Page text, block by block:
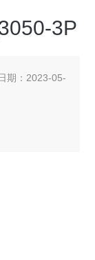
3P
期：2023-05-